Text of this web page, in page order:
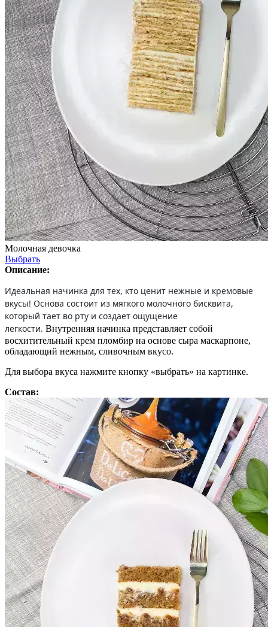
Молочная девочка
Выбрать
Описание:
Идеальная начинка для тех, кто ценит нежные и кремовые
вкусы! Основа состоит из мягкого молочного бисквита,
который тает во рту и создает ощущение
легкости. Внутренняя начинка представляет собой
восхитительный крем пломбир на основе сыра маскарпоне,
обладающий нежным, сливочным вкусо.
Для выбора вкуса нажмите кнопку «выбрать» на картинке.
Состав: